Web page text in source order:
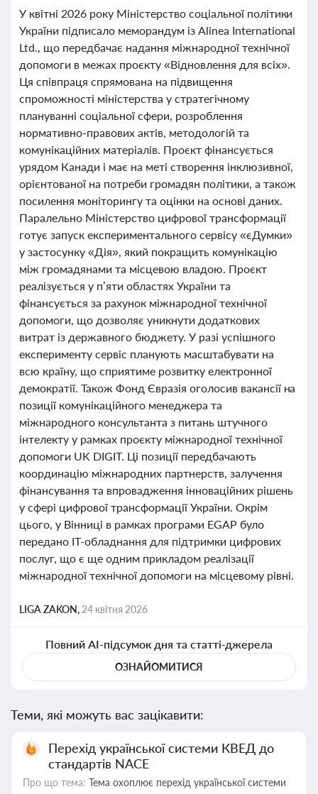
У квітні 2026 року Міністерство соціальної політики
України підписало меморандум із Alinea International
Ltd., що передбачає надання міжнародної технічної
допомоги в межах проєкту «Відновлення для всіх».
Ця співпраця спрямована на підвищення
спроможності міністерства у стратегічному
плануванні соціальної сфери, розроблення
нормативно-правових актів, методологій та
комунікаційних матеріалів. Проєкт фінансується
урядом Канади і має на меті створення інклюзивної,
орієнтованої на потреби громадян політики, а також
посилення моніторингу та оцінки на основі даних.
Паралельно Міністерство цифрової трансформації
готує запуск експериментального сервісу «єДумки»
у застосунку «Дія», який покращить комунікацію
між громадянами та місцевою владою. Проєкт
реалізується у п’яти областях України та
фінансується за рахунок міжнародної технічної
допомоги, що дозволяє уникнути додаткових
витрат із державного бюджету. У разі успішного
експерименту сервіс планують масштабувати на
всю країну, що сприятиме розвитку електронної
демократії. Також Фонд Євразія оголосив вакансії на
позиції комунікаційного менеджера та
міжнародного консультанта з питань штучного
інтелекту у рамках проєкту міжнародної технічної
допомоги UK DIGIT. Ці позиції передбачають
координацію міжнародних партнерств, залучення
фінансування та впровадження інноваційних рішень
у сфері цифрової трансформації України. Окрім
цього, у Вінниці в рамках програми EGAP було
передано ІТ-обладнання для підтримки цифрових
послуг, що є ще одним прикладом реалізації
міжнародної технічної допомоги на місцевому рівні.
LIGA ZAKON, 24 квітня 2026
Повний AI-підсумок дня та статті-джерела
ОЗНАЙОМИТИСЯ
Теми, які можуть вас зацікавити:
Перехід української системи КВЕД до
стандартів NACE
Про що тема: Тема охоплює перехід української системи